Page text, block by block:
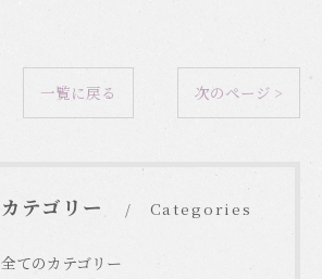
一覧に戻る 次のページ >
カテゴリー Categories
全てのカテゴリー